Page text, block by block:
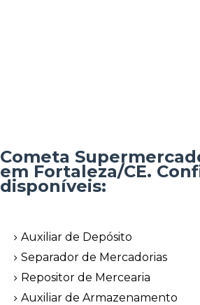
Cometa
em Fortaleza/CE.
disponíveis:
Auxiliar de Depósito
Separador de Mercadorias
Repositor de Mercearia
Auxiliar de Armazenamento